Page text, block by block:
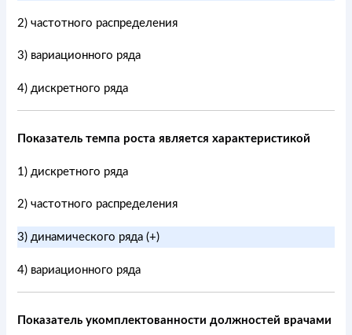
2) частотного распределения
3) вариационного ряда
4) дискретного ряда
Показатель темпа роста является характеристикой
1) дискретного ряда
2) частотного распределения
3) динамического ряда (+)
4) вариационного ряда
Показатель укомплектованности должностей врачами